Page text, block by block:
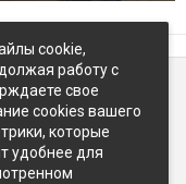
шоссе, д.5
cookie,
работу с
свое
cookies вашего
которые
удобнее для